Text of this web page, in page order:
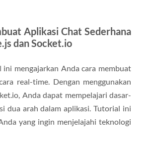
Aplikasi Chat Sederhana
dan Socket.io
ini mengajarkan Anda cara membuat
real-time. Dengan menggunakan
Anda dapat mempelajari dasar-
dua arah dalam aplikasi. Tutorial ini
yang ingin menjelajahi teknologi